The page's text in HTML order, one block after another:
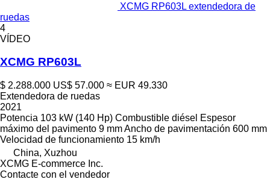
XCMG RP603L extendedora de
ruedas
4
VÍDEO
XCMG RP603L
$ 2.288.000 US$ 57.000 ≈ EUR 49.330
Extendedora de ruedas
2021
Potencia 103 kW (140 Hp) Combustible diésel Espesor
máximo del pavimento 9 mmAncho de pavimentación 600 mm
Velocidad de funcionamiento 15 km/h
China, Xuzhou
XCMG E-commerce Inc.
Contacte con el vendedor